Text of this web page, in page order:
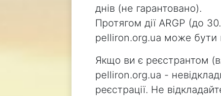
днів (не гарантовано).
Протягом дії ARGP (до
pelliron.org.ua може бути
Якщо ви є реєстрантом
pelliron.org.ua -
реєстрації. Не